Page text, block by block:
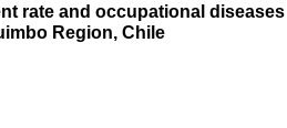
rate and occupational diseases
Region, Chile